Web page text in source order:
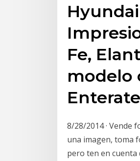
Fe,
modelo
8/28/2014 · Vende
una imagen, toma
pero ten en